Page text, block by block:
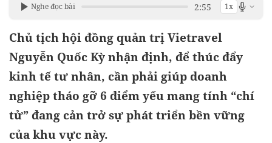
Nghe đọc bài 2:55 1x
Chủ tịch hội đồng quản trị Vietravel
Nguyễn Quốc Kỳ nhận định, để thúc đẩy
kinh tế tư nhân, cần phải giúp doanh
nghiệp tháo gỡ 6 điểm yếu mang tính “chí
tử” đang cản trở sự phát triển bền vững
của khu vực này.